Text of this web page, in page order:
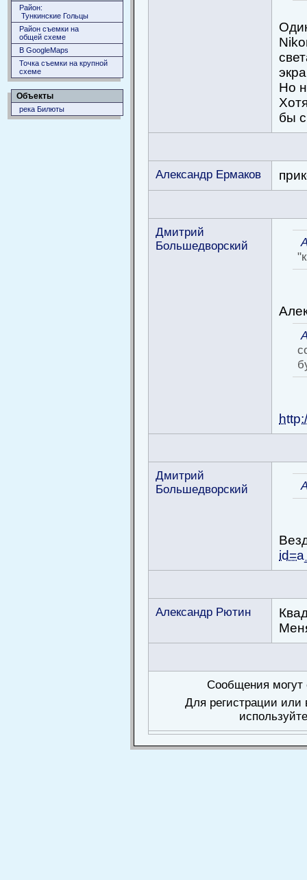
Район:
Тункинские Гольцы
Район съемки на
общей схеме
В GoogleMaps
Точка съемки на крупной
схеме
Объекты
река Билюты
Но
бы
Александр Ермаков
Дмитрий
Большедворский
Дмитрий
Большедворский
Александр Рютин
Сообщения могут
Для регистрации или